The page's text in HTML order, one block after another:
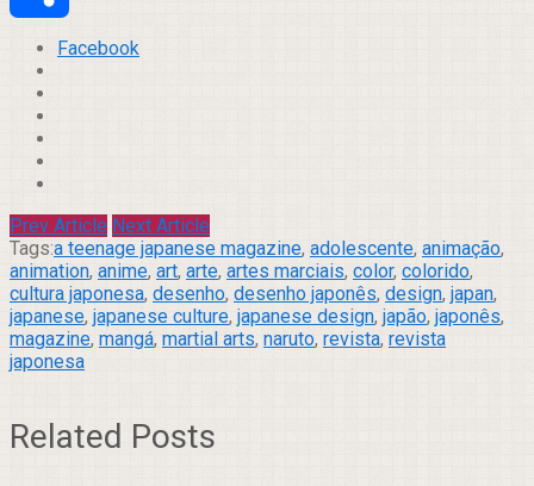
Compartilhar
Facebook
Prev Article Next Article
Tags:a teenage japanese magazine, adolescente, animação,
animation, anime, art, arte, artes marciais, color, colorido,
cultura japonesa, desenho, desenho japonês, design, japan,
japanese, japanese culture, japanese design, japão, japonês,
magazine, mangá, martial arts, naruto, revista, revista
japonesa
Related Posts